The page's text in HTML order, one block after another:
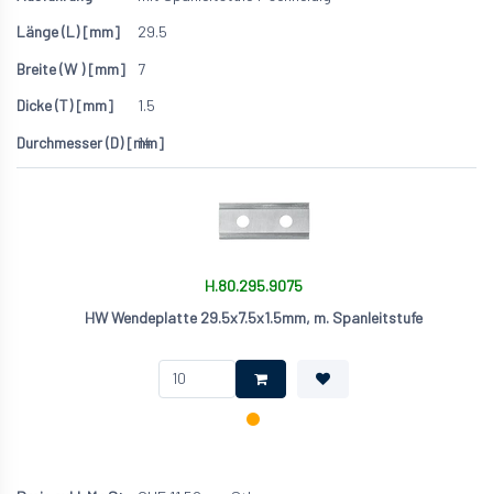
29.5
7
1.5
14
H.80.295.9075
HW Wendeplatte 29.5x7.5x1.5mm, m. Spanleitstufe